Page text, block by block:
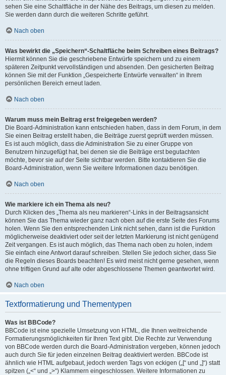
sehen Sie eine Schaltfläche in der Nähe des Beitrags, um diesen zu melden.
Sie werden dann durch die weiteren Schritte geführt.
Nach oben
Was bewirkt die „Speichern“-Schaltfläche beim Schreiben eines Beitrags?
Hiermit können Sie die geschriebene Entwürfe speichern und zu einem
späteren Zeitpunkt vervollständigen und absenden. Den gesicherten Beitrag
können Sie mit der Funktion „Gespeicherte Entwürfe verwalten“ in Ihrem
persönlichen Bereich erneut laden.
Nach oben
Warum muss mein Beitrag erst freigegeben werden?
Die Board-Administration kann entschieden haben, dass in dem Forum, in dem
Sie einen Beitrag erstellt haben, die Beiträge zuerst geprüft werden müssen.
Es ist auch möglich, dass die Administration Sie zu einer Gruppe von
Benutzern hinzugefügt hat, bei denen sie die Beiträge erst begutachten
möchte, bevor sie auf der Seite sichtbar werden. Bitte kontaktieren Sie die
Board-Administration, wenn Sie weitere Informationen dazu benötigen.
Nach oben
Wie markiere ich ein Thema als neu?
Durch Klicken des „Thema als neu markieren“-Links in der Beitragsansicht
können Sie das Thema wieder ganz nach oben auf die erste Seite des Forums
holen. Wenn Sie den entsprechenden Link nicht sehen, dann ist die Funktion
möglicherweise deaktiviert oder seit der letzten Markierung ist nicht genügend
Zeit vergangen. Es ist auch möglich, das Thema nach oben zu holen, indem
Sie einfach eine Antwort darauf schreiben. Stellen Sie jedoch sicher, dass Sie
die Regeln dieses Boards beachten! Es wird meist nicht gerne gesehen, wenn
ohne triftigen Grund auf alte oder abgeschlossene Themen geantwortet wird.
Nach oben
Textformatierung und Thementypen
Was ist BBCode?
BBCode ist eine spezielle Umsetzung von HTML, die Ihnen weitreichende
Formatierungsmöglichkeiten für Ihren Text gibt. Die Rechte zur Verwendung
von BBCode werden durch die Board-Administration vergeben, können jedoch
auch durch Sie für jeden einzelnen Beitrag deaktiviert werden. BBCode ist
ähnlich wie HTML aufgebaut, jedoch werden Tags von eckigen („[“ und „]“) statt
spitzen („<“ und „>“) Klammern eingeschlossen. Weitere Informationen zu